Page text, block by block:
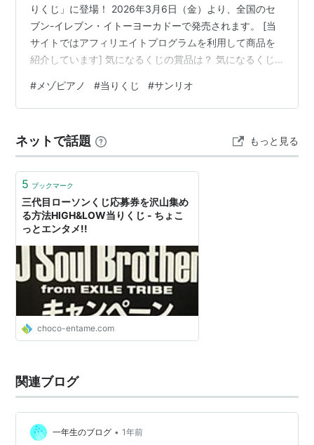
りくじ」に登場！ 2026年3月6日（金）より、全国のセ
ブン-イレブン・イトーヨーカドーで発売されます。 [当
サイトではアフィリエイトプログラムを利用して商品を
紹介しています] 気になるくじの賞品は？ 気になるくじ
込) バニティポシェット ピンク（1本） バニティポシェッ
ト ブルー（1本） ミラー（2本） トートバッグ（4本）
ル（10本） マグカップ（10本） ノート（10本） アクリ
ルチャーム ピンク…
# メゾピアノ #当りくじ #サンリオ
ネットで話題 もっと見る
5 ブックマーク
三代目ローソンくじ応募券を沢山集め
る方法HIGH&LOW当りくじ - ちょこ
っとエンタメ!!
choco-entame.com
関連ブログ
一年生のブログ • 1年前